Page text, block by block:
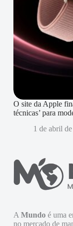
O site da Apple
técnicas’ para
1 de abril
A Mundoé uma
no mercado de